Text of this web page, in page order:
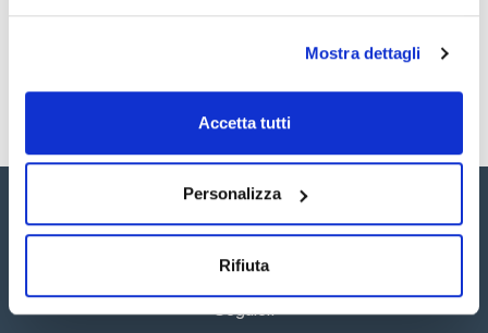
Mostra dettagli
Accetta tutti
Personalizza
Rifiuta
Sicurezza
Seguici: